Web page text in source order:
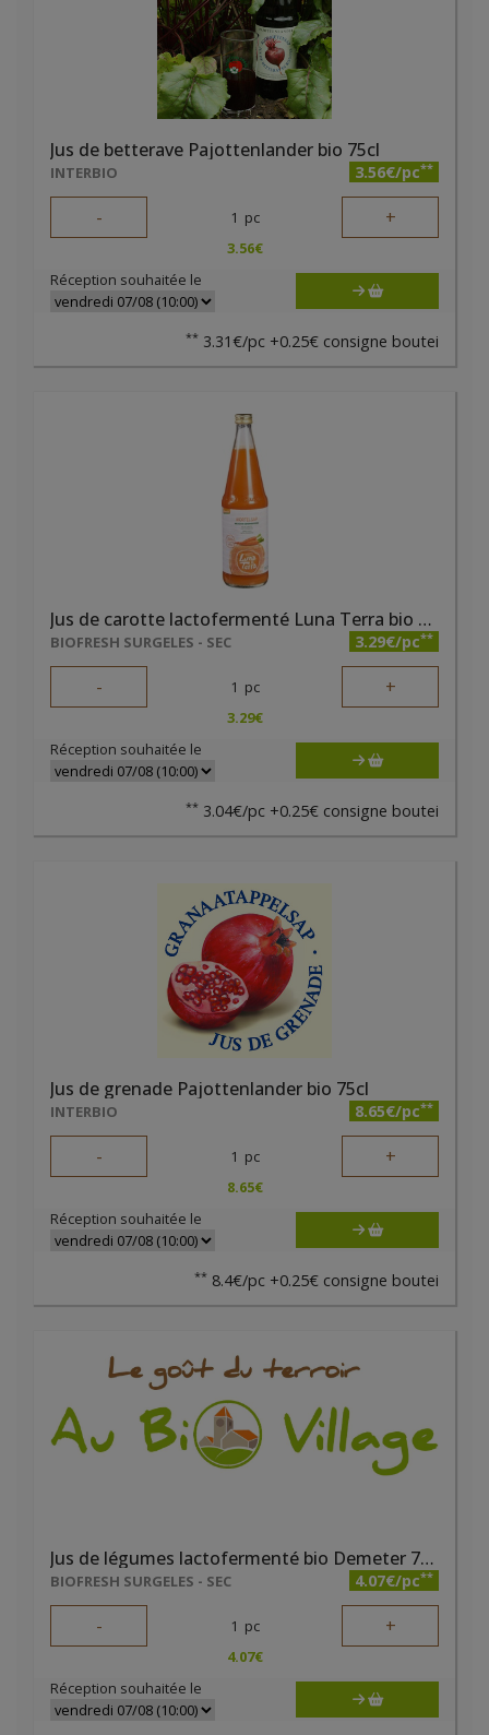
Jus de betterave Pajottenlander bio 75cl
INTERBIO 3.56€/pc**
- 1 pc +
3.56€
Réception souhaitée le
** 3.31€/pc +0.25€ consigne boutei
Jus de carotte lactofermenté Luna Terra bio 700ml Demeter
BIOFRESH SURGELES - SEC 3.29€/pc**
- 1 pc +
3.29€
Réception souhaitée le
** 3.04€/pc +0.25€ consigne boutei
Jus de grenade Pajottenlander bio 75cl
INTERBIO 8.65€/pc**
- 1 pc +
8.65€
Réception souhaitée le
** 8.4€/pc +0.25€ consigne boutei
Jus de légumes lactofermenté bio Demeter 70cl Luna Terra
BIOFRESH SURGELES - SEC 4.07€/pc**
- 1 pc +
4.07€
Réception souhaitée le